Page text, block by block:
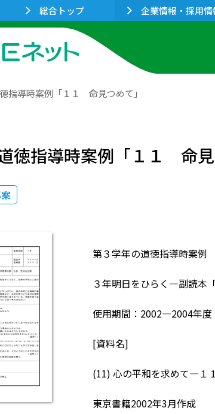
総合トップ 企業情報・採用情
指導時案例「１１ 命見つめて」
徳指導時案例「１１ 命見
第３学年の道徳指導時案例
３年明日をひらく―副読本
使用期間：2002―2004年度
[資料名]
(11) 心の平和を求めて―１
東京書籍2002年3月作成